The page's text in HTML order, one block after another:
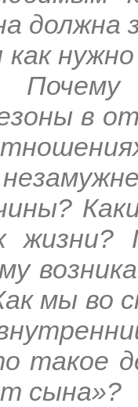
должна
как
в
мы во
такое
сына»?